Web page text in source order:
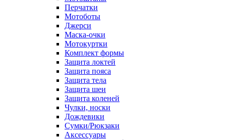
Перчатки
Мотоботы
Джерси
Маска-очки
Мотокуртки
Комплект формы
Защита локтей
Защита пояса
Защита тела
Защита шеи
Защита коленей
Чулки, носки
Дождевики
Сумки/Рюкзаки
Аксессуары